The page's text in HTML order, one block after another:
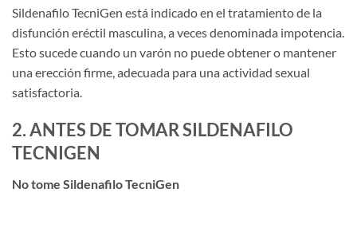
Sildenafilo TecniGen está indicado en el tratamiento de la
disfunción eréctil masculina, a veces denominada impotencia.
Esto sucede cuando un varón no puede obtener o mantener
una erección firme, adecuada para una actividad sexual
satisfactoria.
2. ANTES DE TOMAR SILDENAFILO
TECNIGEN
No tome Sildenafilo TecniGen